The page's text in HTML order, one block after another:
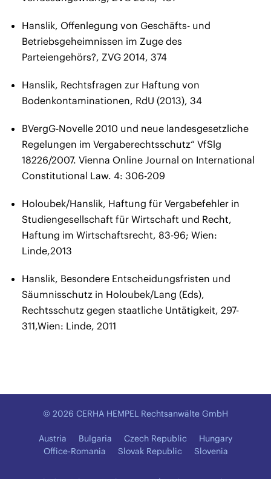
Hanslik, Offenlegung von Geschäfts- und
Betriebsgeheimnissen im Zuge des
Parteiengehörs?, ZVG 2014, 374
Hanslik, Rechtsfragen zur Haftung von
Bodenkontaminationen, RdU (2013), 34
BVergG-Novelle 2010 und neue landesgesetzliche
Regelungen im Vergaberechtsschutz“ VfSlg
18226/2007. Vienna Online Journal on International
Constitutional Law. 4: 306-209
Holoubek/Hanslik, Haftung für Vergabefehler in
Studiengesellschaft für Wirtschaft und Recht,
Haftung im Wirtschaftsrecht, 83-96; Wien:
Linde,2013
Hanslik, Besondere Entscheidungsfristen und
Säumnisschutz in Holoubek/Lang (Eds),
Rechtsschutz gegen staatliche Untätigkeit, 297-
311,Wien: Linde, 2011
© 2026 CERHA HEMPEL Rechtsanwälte GmbH
Austria Bulgaria Czech Republic
Hungary
Office-Romania
Slovak Republic Slovenia